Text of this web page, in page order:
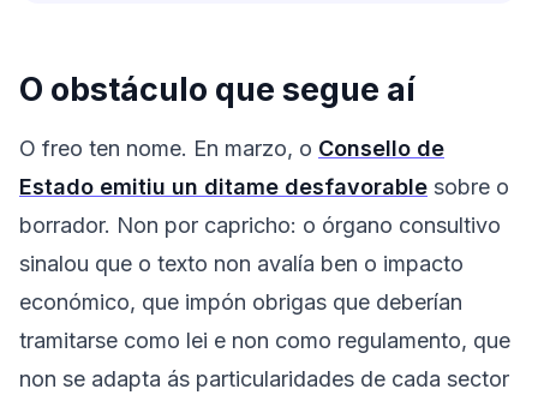
O obstáculo que segue aí
O freo ten nome. En marzo, o Consello de
Estado emitiu un ditame desfavorable sobre o
borrador. Non por capricho: o órgano consultivo
sinalou que o texto non avalía ben o impacto
económico, que impón obrigas que deberían
tramitarse como lei e non como regulamento, que
non se adapta ás particularidades de cada sector